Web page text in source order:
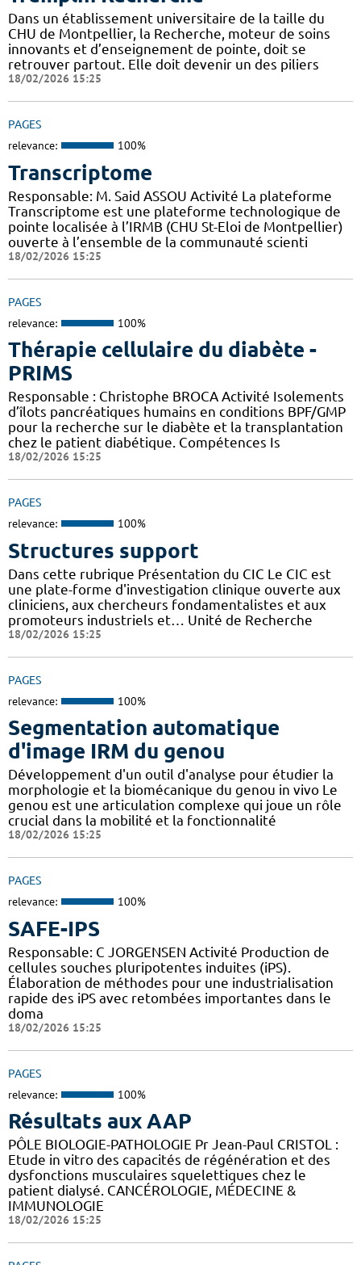
Dans un établissement universitaire de la taille du
CHU de Montpellier, la Recherche, moteur de soins
innovants et d’enseignement de pointe, doit se
retrouver partout. Elle doit devenir un des piliers
18/02/2026 15:25
PAGES
relevance: 100%
Transcriptome
Responsable: M. Said ASSOU Activité La plateforme
Transcriptome est une plateforme technologique de
pointe localisée à l’IRMB (CHU St-Eloi de Montpellier)
ouverte à l’ensemble de la communauté scienti
18/02/2026 15:25
PAGES
relevance: 100%
Thérapie cellulaire du diabète -
PRIMS
Responsable : Christophe BROCA Activité Isolements
d’îlots pancréatiques humains en conditions BPF/GMP
pour la recherche sur le diabète et la transplantation
chez le patient diabétique. Compétences Is
18/02/2026 15:25
PAGES
relevance: 100%
Structures support
Dans cette rubrique Présentation du CIC Le CIC est
une plate-forme d'investigation clinique ouverte aux
cliniciens, aux chercheurs fondamentalistes et aux
promoteurs industriels et… Unité de Recherche
18/02/2026 15:25
PAGES
relevance: 100%
Segmentation automatique
d'image IRM du genou
Développement d'un outil d'analyse pour étudier la
morphologie et la biomécanique du genou in vivo Le
genou est une articulation complexe qui joue un rôle
crucial dans la mobilité et la fonctionnalité
18/02/2026 15:25
PAGES
relevance: 100%
SAFE-IPS
Responsable: C JORGENSEN Activité Production de
cellules souches pluripotentes induites (iPS).
Élaboration de méthodes pour une industrialisation
rapide des iPS avec retombées importantes dans le
doma
18/02/2026 15:25
PAGES
relevance: 100%
Résultats aux AAP
PÔLE BIOLOGIE-PATHOLOGIE Pr Jean-Paul CRISTOL :
Etude in vitro des capacités de régénération et des
dysfonctions musculaires squelettiques chez le
patient dialysé. CANCÉROLOGIE, MÉDECINE &
IMMUNOLOGIE
18/02/2026 15:25